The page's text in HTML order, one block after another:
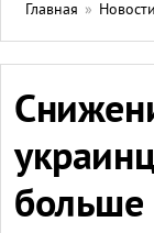
Главная » Новости
больше